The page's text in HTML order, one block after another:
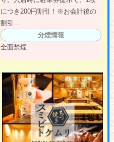
につき200円割引！※お会計後の
割引...
分煙情報
全面禁煙